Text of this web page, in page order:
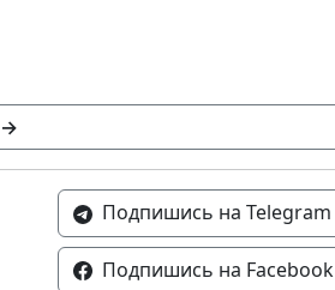
→
Подпишись на Telegram
Подпишись на Facebook